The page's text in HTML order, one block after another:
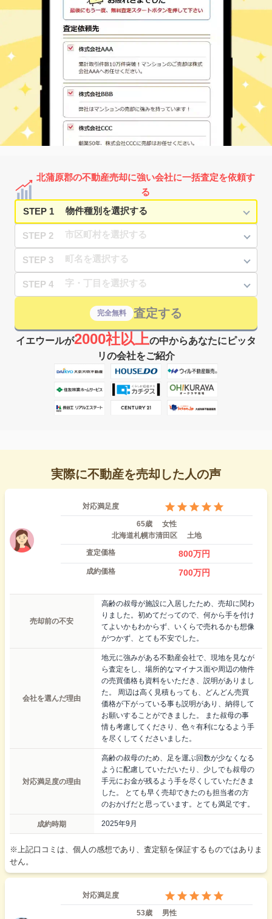
北蒲原郡の不動産売却に強い会社に一括査定を依頼す
る
STEP 1
STEP 2
STEP 3
STEP 4
完全無料 査定する
イエウールが2000社以上の中からあなたにピッタ
リの会社をご紹介
実際に不動産を売却した人の声
対応満足度
65歳
女性
北海道札幌市清田区
土地
査定価格
800万円
成約価格 700万円
売却前の不安
高齢の叔母が施設に入居したため、売却に関わ
りました。初めてだってので、何から手を付け
てよいかもわからず、いくらで売れるかも想像
がつかず、とても不安でした。
会社を選んだ理由
地元に強みがある不動産会社で、現地を見なが
ら査定をし、場所的なマイナス面や周辺の物件
の売買価格も資料をいただき、説明がありまし
た。 周辺は高く見積もっても、どんどん売買
価格が下がっている事も説明があり、納得して
お願いすることができました。 また叔母の事
情も考慮してくださり、色々有利になるよう手
を尽くしてくださいました。
対応満足度の理由
高齢の叔母のため、足を運ぶ回数が少なくなる
ように配慮していただいたり、少しでも叔母の
手元にお金が残るよう手を尽くしていただきま
した。 とても早く売却できたのも担当者の方
のおかげだと思っています。とても満足です。
成約時期 2025年9月
※上記口コミは、個人の感想であり、査定額を保証するものではありま
せん。
対応満足度
53歳
男性